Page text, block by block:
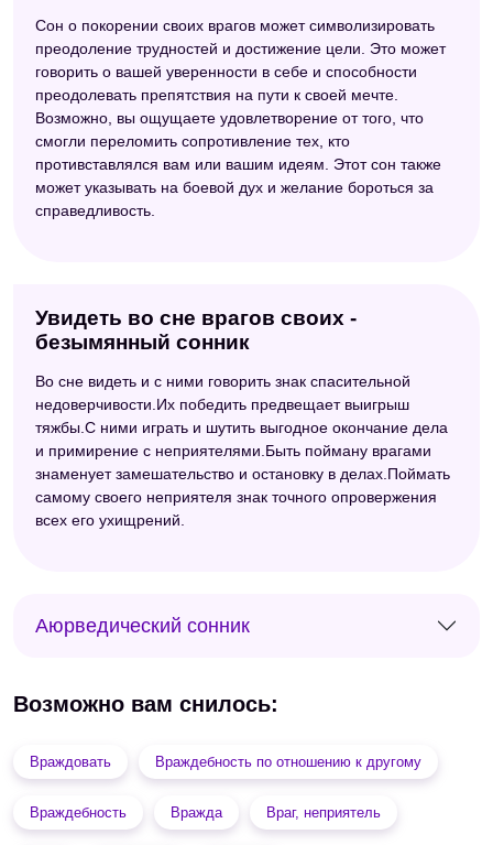
Сон о покорении своих врагов может символизировать
преодоление трудностей и достижение цели. Это может
говорить о вашей уверенности в себе и способности
преодолевать препятствия на пути к своей мечте.
Возможно, вы ощущаете удовлетворение от того, что
смогли переломить сопротивление тех, кто
противставлялся вам или вашим идеям. Этот сон также
может указывать на боевой дух и желание бороться за
справедливость.
Увидеть во сне врагов своих -
безымянный сонник
Во сне видеть и с ними говорить знак спасительной
недоверчивости.Их победить предвещает выигрыш
тяжбы.С ними играть и шутить выгодное окончание дела
и примирение с неприятелями.Быть пойману врагами
знаменует замешательство и остановку в делах.Поймать
самому своего неприятеля знак точного опровержения
всех его ухищрений.
Аюрведический сонник
Возможно вам снилось:
Враждовать Враждебность по отношению к другому
Враждебность Вражда Враг, неприятель